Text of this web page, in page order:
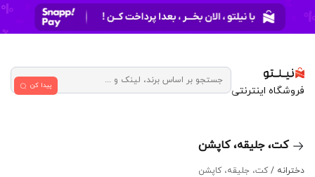
فروشگاه اینترنتی پیدا کن
کت، جلیقه، کاپشن
دخترانه / کت، جلیقه، کاپشن